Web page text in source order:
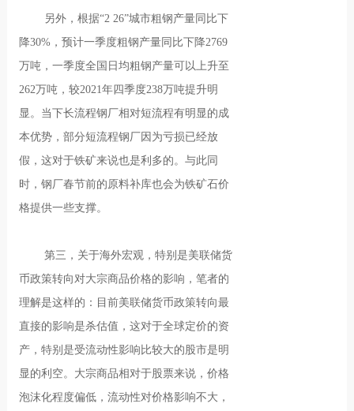
另外，根据“2 26”城市粗钢产量同比下
降30%，预计一季度粗钢产量同比下降2769
万吨，一季度全国日均粗钢产量可以上升至
262万吨，较2021年四季度238万吨提升明
显。当下长流程钢厂相对短流程有明显的成
本优势，部分短流程钢厂因为亏损已经放
假，这对于铁矿来说也是利多的。与此同
时，钢厂春节前的原料补库也会为铁矿石价
格提供一些支撑。
第三，关于海外宏观，特别是美联储货
币政策转向对大宗商品价格的影响，笔者的
理解是这样的：目前美联储货币政策转向最
直接的影响是杀估值，这对于全球定价的资
产，特别是受流动性影响比较大的股市是明
显的利空。大宗商品相对于股票来说，价格
泡沫化程度偏低，流动性对价格影响不大，